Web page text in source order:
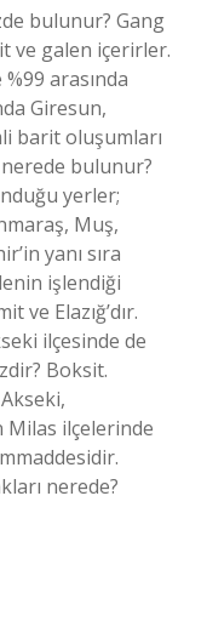
bulunur? Gang
ve galen içerirler.
arasında
Giresun,
barit oluşumları
bulunur?
yerler;
Muş,
yanı sıra
işlendiği
ve Elazığ’dır.
ilçesinde de
Boksit.
Milas ilçelerinde
nerede?